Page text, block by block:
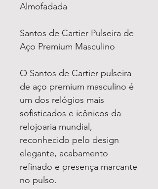
Almofadada
Santos de Cartier Pulseira de
Aço Premium Masculino
O Santos de Cartier pulseira
de aço premium masculino é
um dos relógios mais
sofisticados e icônicos da
relojoaria mundial,
reconhecido pelo design
elegante, acabamento
refinado e presença marcante
no pulso.